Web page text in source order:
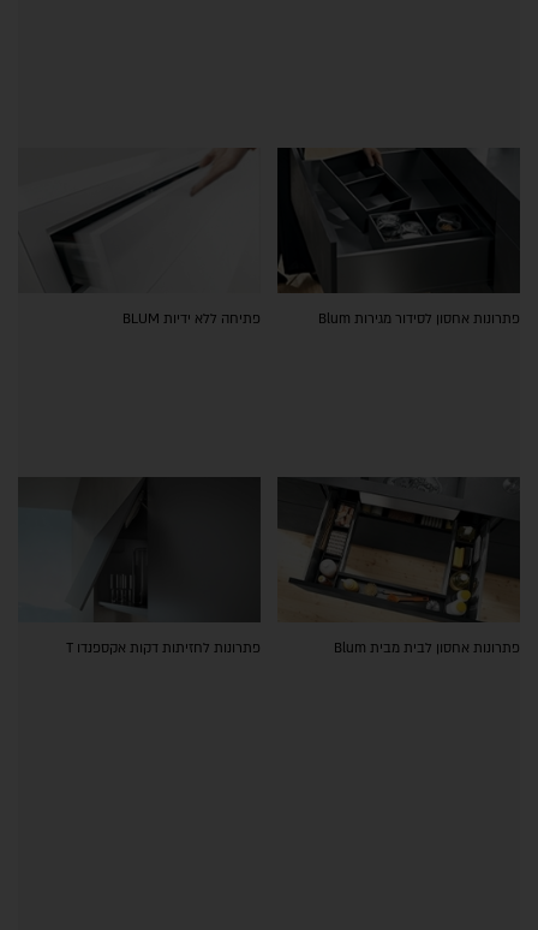
פתרונות אחסון לסידור מגירות Blum פתיחה ללא ידיות BLUM
פתרונות אחסון לבית מבית Blum פתרונות לחזיתות דקות אקספנדו T